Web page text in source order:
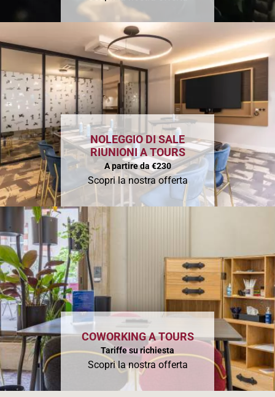
NOLEGGIO DI SALE
RIUNIONI A TOURS
A partire da €230
Scopri la nostra offerta
COWORKING A TOURS
Tariffe su richiesta
Scopri la nostra offerta